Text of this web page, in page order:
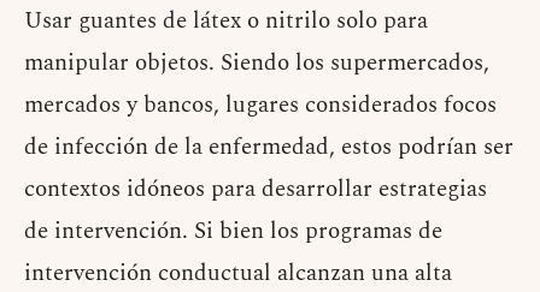
Usar guantes de látex o nitrilo solo para
manipular objetos. Siendo los supermercados,
mercados y bancos, lugares considerados focos
de infección de la enfermedad, estos podrían ser
contextos idóneos para desarrollar estrategias
de intervención. Si bien los programas de
intervención conductual alcanzan una alta